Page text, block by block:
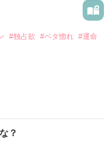
#独占欲 #ベタ惚れ #運命
？